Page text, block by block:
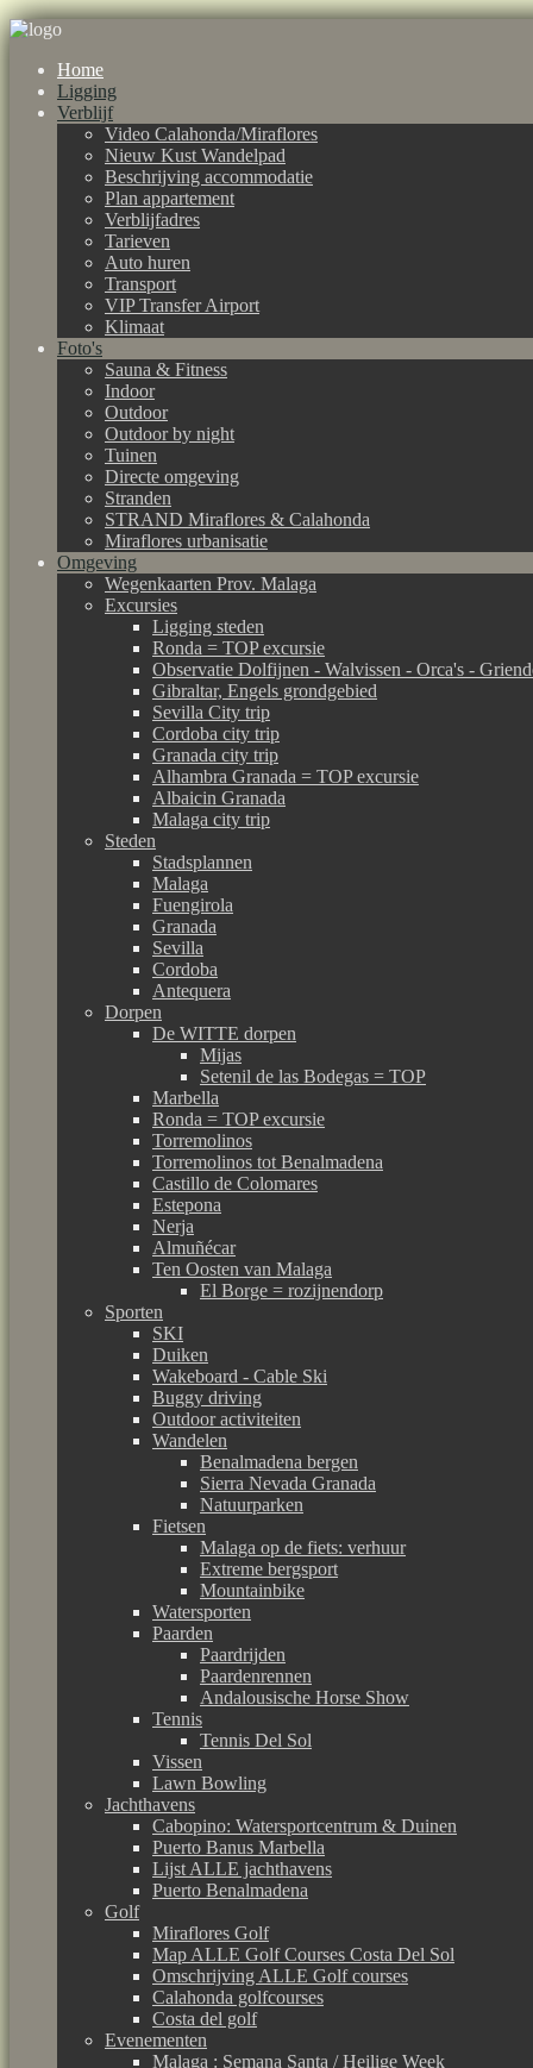
Home
Ligging
Verblijf
Video Calahonda/Miraflores
Nieuw Kust Wandelpad
Beschrijving accommodatie
Plan appartement
Verblijfadres
Tarieven
Auto huren
Transport
VIP Transfer Airport
Klimaat
Foto's
Sauna & Fitness
Indoor
Outdoor
Outdoor by night
Tuinen
Directe omgeving
Stranden
STRAND Miraflores & Calahonda
Miraflores urbanisatie
Omgeving
Wegenkaarten Prov. Malaga
Excursies
Ligging steden
Ronda = TOP excursie
Observatie Dolfijnen - Walvissen - Orca's -
Gibraltar, Engels grondgebied
Sevilla City trip
Cordoba city trip
Granada city trip
Alhambra Granada = TOP excursie
Albaicin Granada
Malaga city trip
Steden
Stadsplannen
Malaga
Fuengirola
Granada
Sevilla
Cordoba
Antequera
Dorpen
De WITTE dorpen
Mijas
Setenil de las Bodegas = TOP
Marbella
Ronda = TOP excursie
Torremolinos
Torremolinos tot Benalmadena
Castillo de Colomares
Estepona
Nerja
Almuñécar
Ten Oosten van Malaga
El Borge = rozijnendorp
Sporten
SKI
Duiken
Wakeboard - Cable Ski
Buggy driving
Outdoor activiteiten
Wandelen
Benalmadena bergen
Sierra Nevada Granada
Natuurparken
Fietsen
Malaga op de fiets: verhuur
Extreme bergsport
Mountainbike
Watersporten
Paarden
Paardrijden
Paardenrennen
Andalousische Horse Show
Tennis
Tennis Del Sol
Vissen
Lawn Bowling
Jachthavens
Cabopino: Watersportcentrum & Duinen
Puerto Banus Marbella
Lijst ALLE jachthavens
Puerto Benalmadena
Golf
Miraflores Golf
Map ALLE Golf Courses Costa Del Sol
Omschrijving ALLE Golf courses
Calahonda golfcourses
Costa del golf
Evenementen
Malaga : Semana Santa / Heilige Week